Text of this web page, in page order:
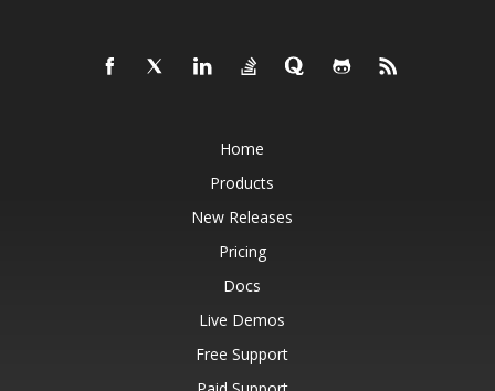
Home
Products
New Releases
Pricing
Docs
Live Demos
Free Support